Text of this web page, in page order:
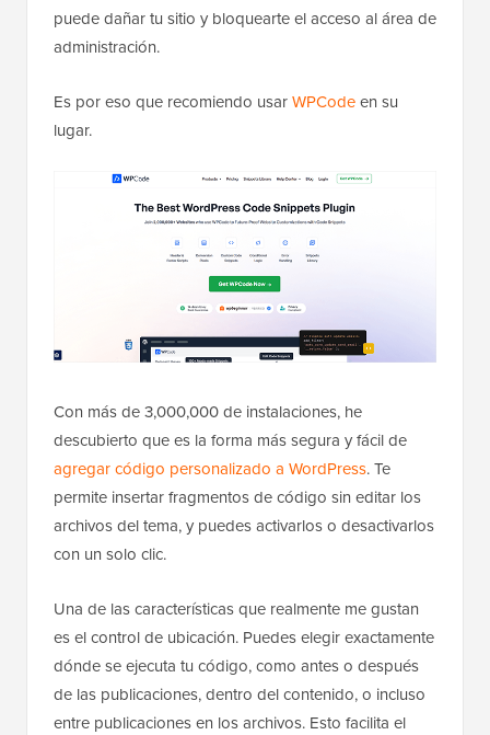
puede dañar tu sitio y bloquearte el acceso al área de
administración.
Es por eso que recomiendo usarWPCodeen su
lugar.
Con más de 3,000,000 de instalaciones, he
descubierto que es la forma más segura y fácil de
agregar código personalizado a WordPress. Te
permite insertar fragmentos de código sin editar los
archivos del tema, y puedes activarlos o desactivarlos
con un solo clic.
Una de las características que realmente me gustan
es el control de ubicación. Puedes elegir exactamente
dónde se ejecuta tu código, como antes o después
de las publicaciones, dentro del contenido, o incluso
entre publicaciones en los archivos. Esto facilita el